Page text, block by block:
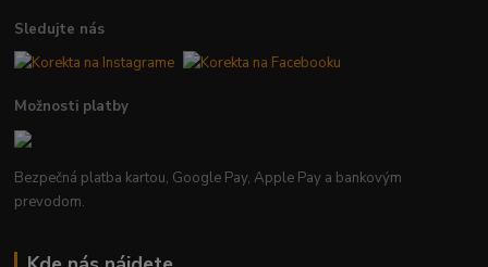
Sledujte nás
Možnosti platby
Bezpečná platba kartou, Google Pay, Apple Pay a bankovým
prevodom.